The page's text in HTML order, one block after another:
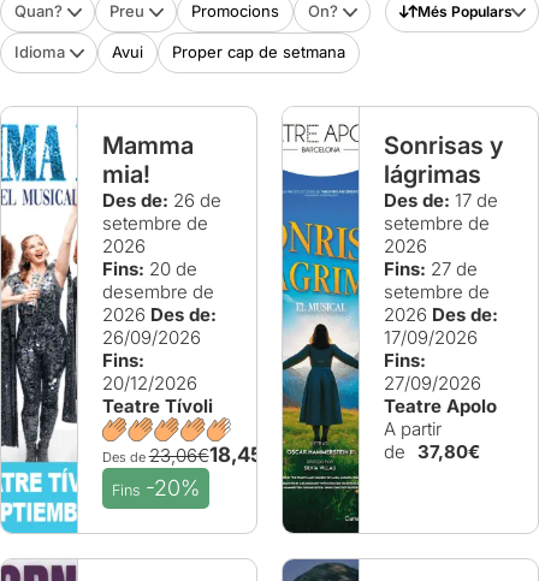
Quan? Preu Promocions On?
Idioma Avui Proper cap de setmana
Més Populars
Mamma
mia!
Des de: 26 de
setembre de
2026
Fins: 20 de
desembre de
2026 Des de:
26/09/2026
Fins:
20/12/2026
Teatre Tívoli
Des de23,06€18,45€
Fins -20%
Sonrisas y
lágrimas
Des de: 17 de
setembre de
2026
Fins: 27 de
setembre de
2026 Des de:
17/09/2026
Fins:
27/09/2026
Teatre Apolo
A partir
de 37,80€